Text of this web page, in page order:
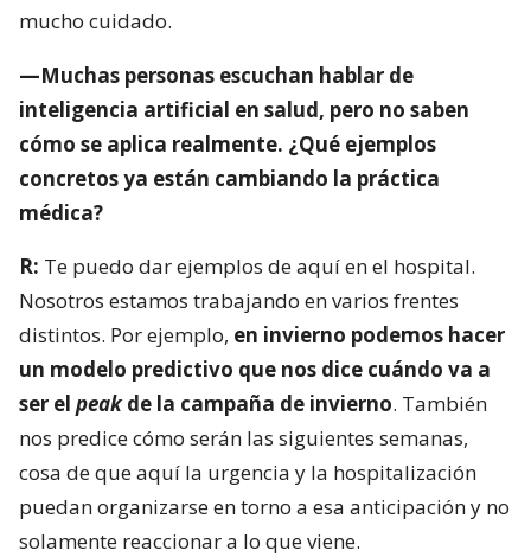
mucho cuidado.
—Muchas personas escuchan hablar de
inteligencia artificial en salud, pero no saben
cómo se aplica realmente. ¿Qué ejemplos
concretos ya están cambiando la práctica
médica?
R: Te puedo dar ejemplos de aquí en el hospital.
Nosotros estamos trabajando en varios frentes
distintos. Por ejemplo, en invierno podemos hacer
un modelo predictivo que nos dice cuándo va a
ser el peakde la campaña de invierno. También
nos predice cómo serán las siguientes semanas,
cosa de que aquí la urgencia y la hospitalización
puedan organizarse en torno a esa anticipación y no
solamente reaccionar a lo que viene.